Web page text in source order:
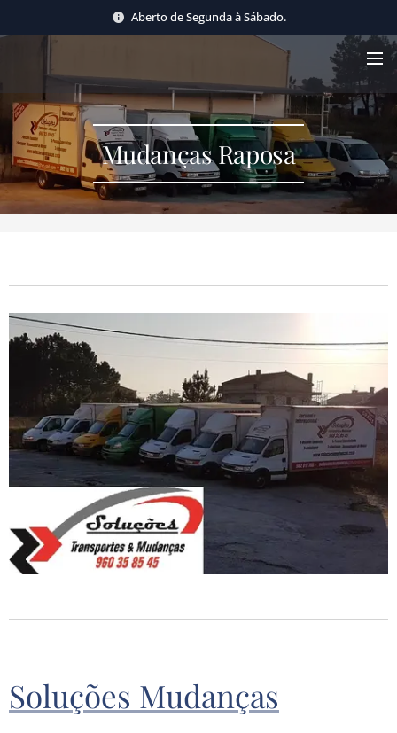
Aberto de Segunda à Sábado.
Mudanças Raposa
Soluções Mudanças